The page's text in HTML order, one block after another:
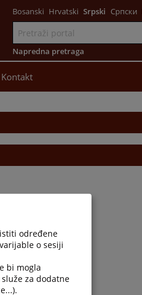
Bosanski Hrvatski Srpski Српски
Napredna pretraga
Kontakt
određene
o sesiji
bi mogla
za dodatne